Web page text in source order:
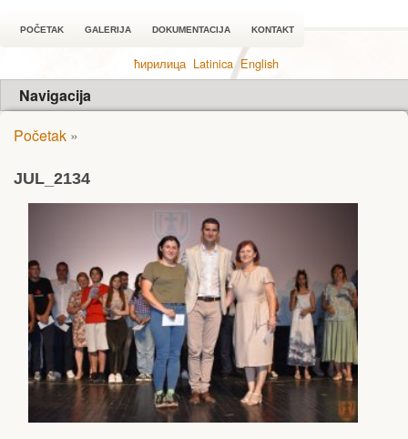
POČETAK GALERIJA DOKUMENTACIJA KONTAKT
ћирилица Latinica English
Navigacija
Početak »
JUL_2134